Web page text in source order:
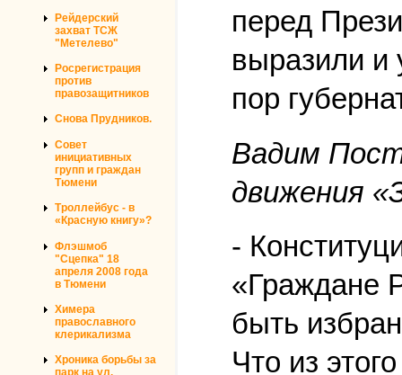
Рейдерский
захват ТСЖ
"Метелево"
Росрегистрация
против
правозащитников
Снова Прудников.
Совет
инициативных
групп и граждан
Тюмени
Троллейбус - в
«Красную книгу»?
Флэшмоб
"Сцепка" 18
апреля 2008 года
в Тюмени
Химера
православного
клерикализма
Хроника борьбы за
перед
выразили и
пор
Вадим
движения
-
«Граждане
быть
Что из